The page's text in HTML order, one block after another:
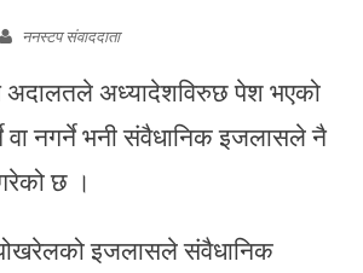
ननस्टप संवाददाता
अदालतले अध्यादेशविरुछ पेश भएको
वा नगर्ने भनी संवैधानिक इजलासले नै
छ ।
इजलासले संवैधानिक